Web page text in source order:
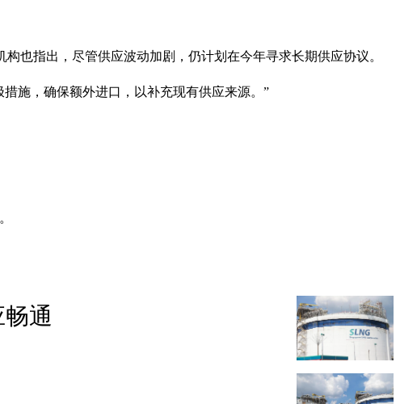
也指出，尽管供应波动加剧，仍计划在今年寻求长期供应协议。
施，确保额外进口，以补充现有供应来源。”
通